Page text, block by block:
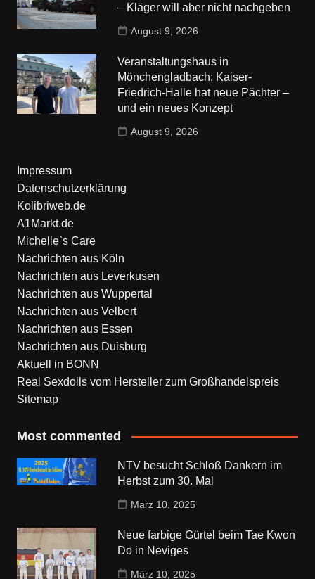
– Kläger will aber nicht nachgeben
August 9, 2026
Veranstaltungshaus in
Mönchengladbach: Kaiser-
Friedrich-Halle hat neue Pächter –
und ein neues Konzept
August 9, 2026
Impressum
Datenschutzerklärung
Kolibriweb.de
A1Markt.de
Michelle`s Care
Nachrichten aus Köln
Nachrichten aus Leverkusen
Nachrichten aus Wuppertal
Nachrichten aus Velbert
Nachrichten aus Essen
Nachrichten aus Duisburg
Aktuell in BONN
Real Sexdolls vom Hersteller zum Großhandelspreis
Sitemap
Most commented
NTV besucht Schloß Dankern im
Herbst zum 30. Mal
März 10, 2025
Neue farbige Gürtel beim Tae Kwon
Do in Neviges
März 10, 2025